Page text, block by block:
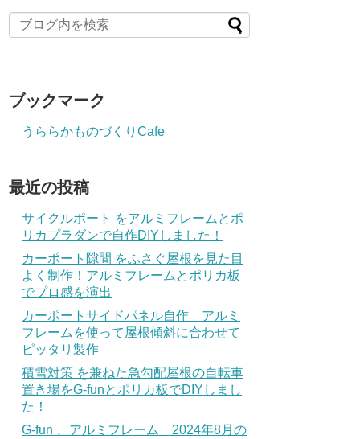
ブックマーク
うららかものづくりCafe
最近の投稿
サイクルポート をアルミフレームとポ
リカプラダンで自作DIYしました！
カーポート隙間 をふさぐ屋根を見た目
よく制作！アルミフレームとポリカ板
でプロ感を演出
カーポートサイドパネル自作 アルミ
フレームを使って屋根傾斜に合わせて
ピッタリ製作
積雪対策 を兼ねた急勾配屋根の自転車
置き場をG-funとポリカ板でDIYしまし
た！
G-fun 、アルミフレーム 2024年8月の